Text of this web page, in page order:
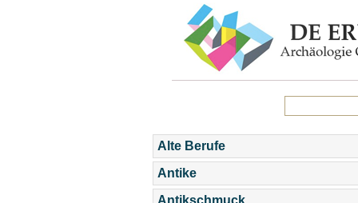
Alte Berufe
Antike
Antikschmuck